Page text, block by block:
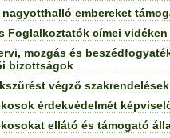
nagyotthalló embereket
Foglalkoztatók címei vidéken
mozgás és
bizottságok
végző szakrendelések
érdekvédelmét
ellátó és támogató